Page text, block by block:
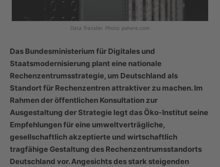
Data Transfer. Photo: pxhere.com
Das Bundesministerium für Digitales und
Staatsmodernisierung plant eine nationale
Rechenzentrumsstrategie, um Deutschland als
Standort für Rechenzentren attraktiver zu machen. Im
Rahmen der öffentlichen Konsultation zur
Ausgestaltung der Strategie legt das Öko-Institut seine
Empfehlungen für eine umweltverträgliche,
gesellschaftlich akzeptierte und wirtschaftlich
tragfähige Gestaltung des Rechenzentrumsstandorts
Deutschland vor. Angesichts des stark steigenden